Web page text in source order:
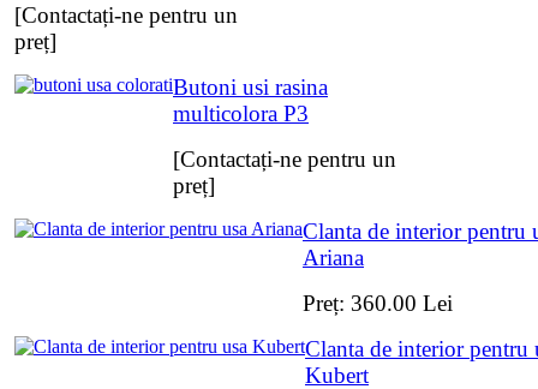
[Contactați-ne pentru un
preț]
Butoni usi rasina
multicolora P3
[Contactați-ne pentru un
preț]
Clanta de interior pentru
Ariana
Preț: 360.00 Lei
Clanta de interior pentru
Kubert